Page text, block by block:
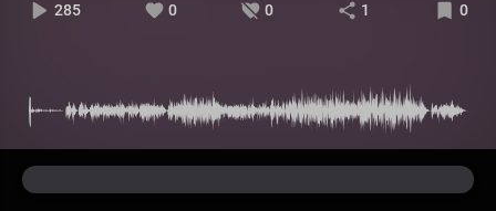
285 0 0 1 0